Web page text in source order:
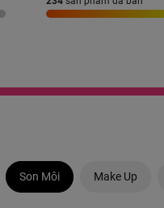
Son Môi Make Up